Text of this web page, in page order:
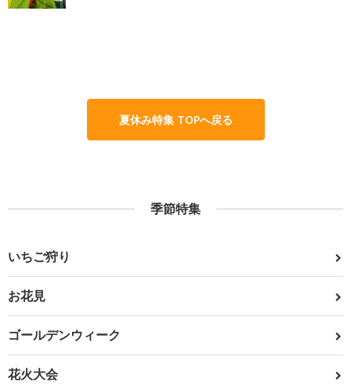
夏休み特集 TOPへ戻る
季節特集
いちご狩り
お花見
ゴールデンウィーク
花火大会